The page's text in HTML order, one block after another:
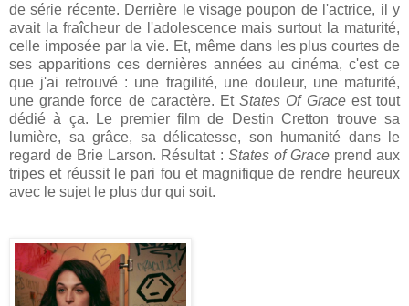
de série récente. Derrière le visage poupon de l'actrice, il y
avait la fraîcheur de l'adolescence mais surtout la maturité,
celle imposée par la vie. Et, même dans les plus courtes de
ses apparitions ces dernières années au cinéma, c'est ce
que j'ai retrouvé : une fragilité, une douleur, une maturité,
une grande force de caractère. EtStates Of Graceest tout
dédié à ça. Le premier film de Destin Cretton trouve sa
lumière, sa grâce, sa délicatesse, son humanité dans le
regard de Brie Larson. Résultat : States of Graceprend aux
tripes et réussit le pari fou et magnifique de rendre heureux
avec le sujet le plus dur qui soit.